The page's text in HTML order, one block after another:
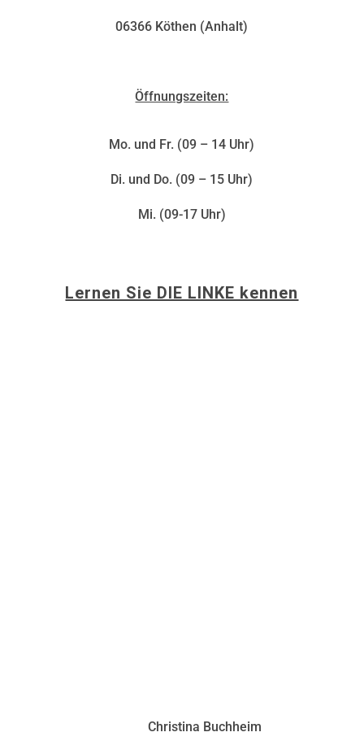
06366 Köthen (Anhalt)
Öffnungszeiten:
Mo. und Fr. (09 – 14 Uhr)
Di. und Do. (09 – 15 Uhr)
Mi. (09-17 Uhr)
Lernen Sie DIE LINKE kennen
Christina Buchheim